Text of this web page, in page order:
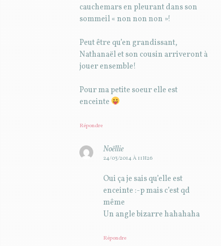
cauchemars en pleurant dans son
sommeil « non non non »!
Peut être qu’en grandissant,
Nathanaël et son cousin arriveront à
jouer ensemble!
Pour ma petite soeur elle est
enceinte
Répondre
Noëllie
24/03/2014 À 11H26
Oui ça je sais qu’elle est
enceinte :-p mais c’est qd
même
Un angle bizarre hahahaha
Répondre